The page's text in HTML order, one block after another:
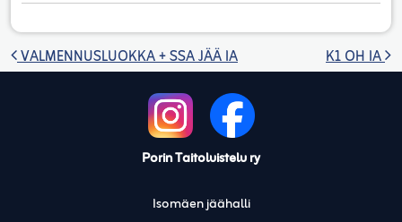
Artikkelien selaus
VALMENNUSLUOKKA + SSA JÄÄ IA K1 OH IA
Porin Taitoluistelu ry
Isomäen jäähalli